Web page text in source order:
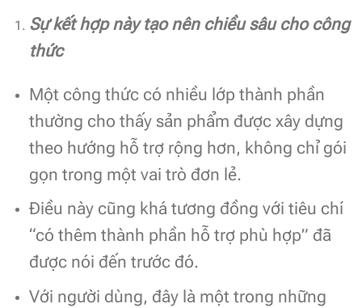
Sự kết hợp này tạo nên chiều sâu cho công
thức
Một công thức có nhiều lớp thành phần
thường cho thấy sản phẩm được xây dựng
theo hướng hỗ trợ rộng hơn, không chỉ gói
gọn trong một vai trò đơn lẻ.
Điều này cũng khá tương đồng với tiêu chí
“có thêm thành phần hỗ trợ phù hợp” đã
được nói đến trước đó.
Với người dùng, đây là một trong những